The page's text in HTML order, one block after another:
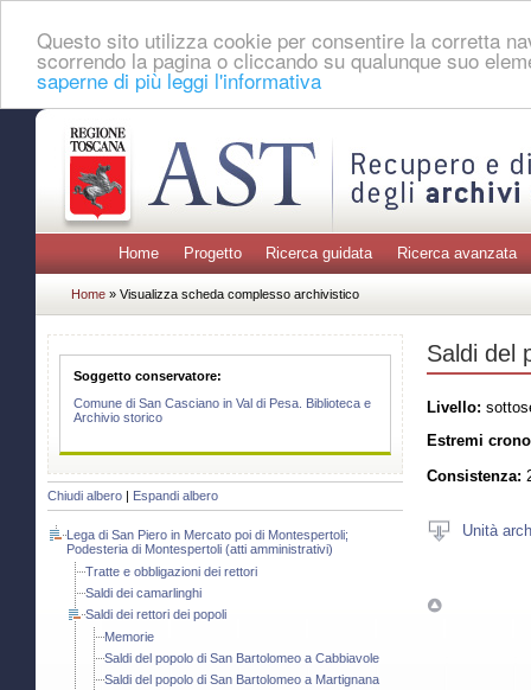
Questo sito utilizza cookie per consentire la corretta
scorrendo la pagina o cliccando su qualunque suo
saperne di più leggi l'informativa
Home Progetto Ricerca guidata Ricerca avanzata
Home » Visualizza scheda complesso archivistico
Soggetto conservatore:
Comune di San Casciano in Val di Pesa. Biblioteca e
Archivio storico
Chiudi albero Espandi albero
Lega di San Piero in Mercato poi di Montespertoli;
Podesteria di Montespertoli (atti amministrativi)
Tratte e obbligazioni dei rettori
Saldi dei camarlinghi
Saldi dei rettori dei popoli
Memorie
Saldi del popolo di San Bartolomeo a Cabbiavole
Saldi del popolo di San Bartolomeo a Martignana
Saldi del
Livello:
Estremi
Consistenza:
Unità